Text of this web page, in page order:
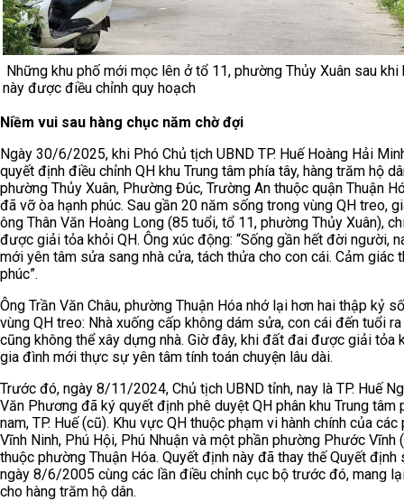
Những khu phố mới mọc lên ở tổ 11, phường Thủy Xuân sau khi
này được điều chỉnh quy hoạch
Niềm vui sau hàng chục năm chờ đợi
Ngày 30/6/2025, khi Phó Chủ tịch UBND TP. Huế Hoàng Hải
quyết định điều chỉnh QH khu Trung tâm phía tây, hàng trăm hộ
phường Thủy Xuân, Phường Đúc, Trường An thuộc quận Thuận
đã vỡ òa hạnh phúc. Sau gần 20 năm sống trong vùng QH treo,
ông Thân Văn Hoàng Long (85 tuổi, tổ 11, phường Thủy Xuân),
được giải tỏa khỏi QH. Ông xúc động: “Sống gần hết đời người,
mới yên tâm sửa sang nhà cửa, tách thửa cho con cái. Cảm giác
phúc”.
Ông Trần Văn Châu, phường Thuận Hóa nhớ lại hơn hai thập kỷ
vùng QH treo: Nhà xuống cấp không dám sửa, con cái đến tuổi
cũng không thể xây dựng nhà. Giờ đây, khi đất đai được giải tỏa
gia đình mới thực sự yên tâm tính toán chuyện lâu dài.
Trước đó, ngày 8/11/2024, Chủ tịch UBND tỉnh, nay là TP. Huế
Văn Phương đã ký quyết định phê duyệt QH phân khu Trung tâm
nam, TP. Huế (cũ). Khu vực QH thuộc phạm vi hành chính của các
Vĩnh Ninh, Phú Hội, Phú Nhuận và một phần phường Phước Vĩnh
thuộc phường Thuận Hóa. Quyết định này đã thay thế Quyết định
ngày 8/6/2005 cùng các lần điều chỉnh cục bộ trước đó, mang
cho hàng trăm hộ dân.